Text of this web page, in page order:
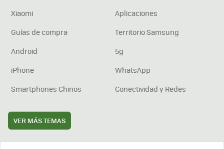
Xiaomi
Aplicaciones
Guías de compra
Territorio Samsung
Android
5g
iPhone
WhatsApp
Smartphones Chinos
Conectividad y Redes
VER MÁS TEMAS